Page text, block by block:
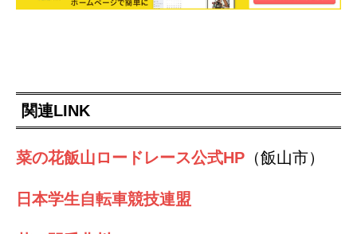
関連LINK
菜の花飯山ロードレース公式HP （飯山市）
日本学生自転車競技連盟